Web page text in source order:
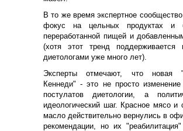
В то же время экспертное
фокус на цельных продуктах и
переработанной пищей и
(хотя этот тренд поддерживается
диетологами уже много лет).
Эксперты отмечают, что новая
Кеннеди" - это не просто изменение
постулатов диетологии, а
идеологический шаг. Красное мясо и
масло действительно вернулись в
рекомендации, но их